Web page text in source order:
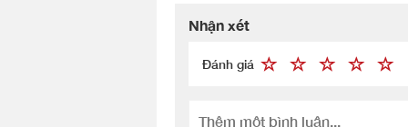
Nhận xét
Đánh giá